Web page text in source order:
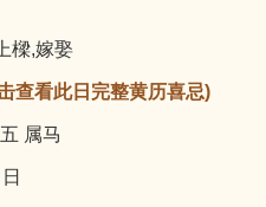
樑,嫁娶
查看此日完整黄历喜忌)
属马